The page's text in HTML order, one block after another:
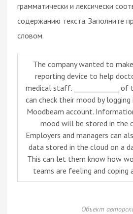
грамматически и лексически
содержанию текста. Заполните
словом.
The company wanted to
reporting device to help
medical staff. _____________ of
can check their mood by
Moodbeam account.
mood will be stored in the
Employers and managers can
data stored in the cloud on a
This can let them know how
teams are feeling and coping
Объект